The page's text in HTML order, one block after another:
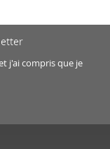
j'ai compris que je